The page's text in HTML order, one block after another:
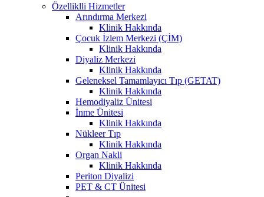
Özelliklli Hizmetler
Arındırma Merkezi
Klinik Hakkında
Çocuk İzlem Merkezi (ÇİM)
Klinik Hakkında
Diyaliz Merkezi
Klinik Hakkında
Geleneksel Tamamlayıcı Tıp (GETAT)
Klinik Hakkında
Hemodiyaliz Ünitesi
İnme Ünitesi
Klinik Hakkında
Nükleer Tıp
Klinik Hakkında
Organ Nakli
Klinik Hakkında
Periton Diyalizi
PET & CT Ünitesi